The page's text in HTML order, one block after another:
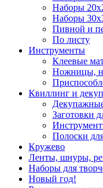
Наборы
Наборы
Пивной и
По листу
Инструменты
Клеевые
Ножницы,
Квиллинг и
Заготовки
Полоски
Кружево
Ленты, шнуры,
Наборы для
Новый год!